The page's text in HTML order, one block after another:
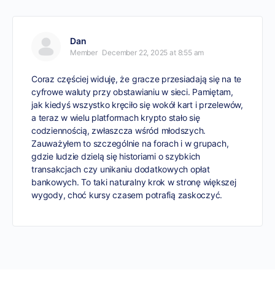
Dan
Member December 22, 2025 at 8:55 am
Coraz częściej widuję, że gracze przesiadają się na te
cyfrowe waluty przy obstawianiu w sieci. Pamiętam,
jak kiedyś wszystko kręciło się wokół kart i przelewów,
a teraz w wielu platformach krypto stało się
codziennością, zwłaszcza wśród młodszych.
Zauważyłem to szczególnie na forach i w grupach,
gdzie ludzie dzielą się historiami o szybkich
transakcjach czy unikaniu dodatkowych opłat
bankowych. To taki naturalny krok w stronę większej
wygody, choć kursy czasem potrafią zaskoczyć.